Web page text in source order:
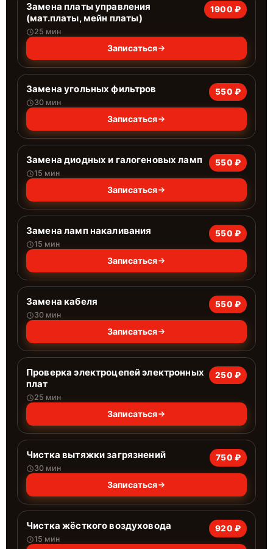
Замена платы управления
(мат.платы, мейн платы)
25 мин
1900 ₽
Записаться
Замена угольных фильтров
30 мин
550 ₽
Записаться
Замена диодных и галогеновых ламп
15 мин
550 ₽
Записаться
Замена ламп накаливания
15 мин
550 ₽
Записаться
Замена кабеля
30 мин
550 ₽
Записаться
Проверка электроцепей электронных
плат
25 мин
250 ₽
Записаться
Чистка вытяжки загрязнений
30 мин
750 ₽
Записаться
Чистка жёсткого воздуховода
15 мин
920 ₽